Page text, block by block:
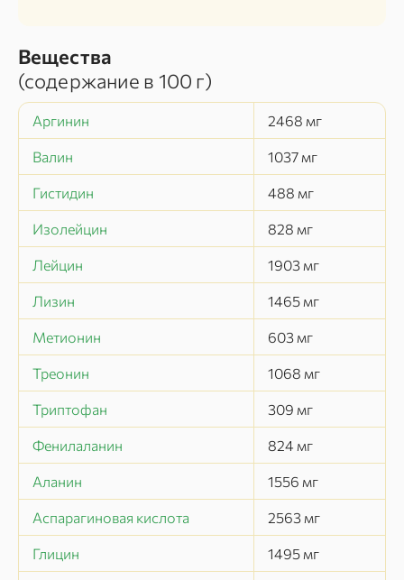
Вещества
(содержание в 100 г)
Аргинин 2468 мг
Валин 1037 мг
Гистидин 488 мг
Изолейцин 828 мг
Лейцин 1903 мг
Лизин 1465 мг
Метионин 603 мг
Треонин 1068 мг
Триптофан 309 мг
Фенилаланин 824 мг
Аланин 1556 мг
Аспарагиновая кислота 2563 мг
Глицин 1495 мг